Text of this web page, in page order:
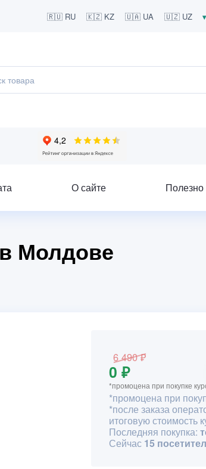
🇷🇺 RU 🇰🇿 KZ 🇺🇦 UA 🇺🇿 UZ
О сайте Полезно
Молдове
6 490 ₽
0 ₽
*промоцена при покупке
*промоцена при
*после заказа
итоговую стоимость
Последняя покупка:
Сейчас 15